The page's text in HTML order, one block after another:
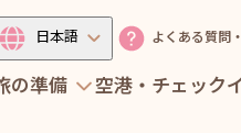
の準備 空港・チェック
日本語 よくある質問